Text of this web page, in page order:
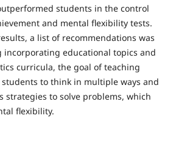
students in the control
and mental flexibility tests.
a list of recommendations was
educational topics and
curricula, the goal of teaching
to think in multiple ways and
strategies to solve problems, which
flexibility.